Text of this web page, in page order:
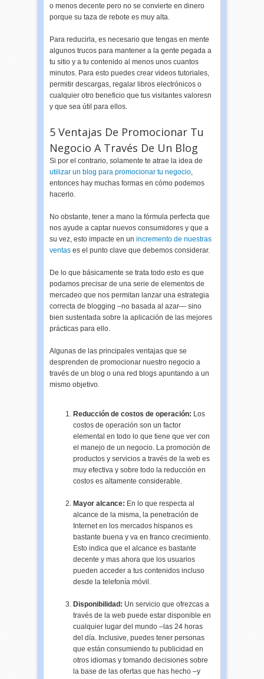
o menos decente pero no se convierte en dinero
porque su taza de rebote es muy alta.
Para reducirla, es necesario que tengas en mente
algunos trucos para mantener a la gente pegada a
tu sitio y a tu contenido al menos unos cuantos
minutos. Para esto puedes crear videos tutoriales,
permitir descargas, regalar libros electrónicos o
cualquier otro beneficio que tus visitantes valoresn
y que sea útil para ellos.
5 Ventajas De Promocionar Tu
Negocio A Través De Un Blog
Si por el contrario, solamente te atrae la idea de
utilizar un blog para promocionar tu negocio,
entonces hay muchas formas en cómo podemos
hacerlo.
No obstante, tener a mano la fórmula perfecta que
nos ayude a captar nuevos consumidores y que a
su vez, esto impacte en unincremento de nuestras
ventas es el punto clave que debemos considerar.
De lo que básicamente se trata todo esto es que
podamos precisar de una serie de elementos de
mercadeo que nos permitan lanzar una estrategia
correcta de blogging –no basada al azar— sino
bien sustentada sobre la aplicación de las mejores
prácticas para ello.
Algunas de las principales ventajas que se
desprenden de promocionar nuestro negocio a
través de un blog o una red blogs apuntando a un
mismo objetivo.
Reducción de costos de operación: Los
costos de operación son un factor
elemental en todo lo que tiene que ver con
el manejo de un negocio. La promoción de
productos y servicios a través de la web es
muy efectiva y sobre todo la reducción en
costos es altamente considerable.
Mayor alcance: En lo que respecta al
alcance de la misma, la penetración de
Internet en los mercados hispanos es
bastante buena y va en franco crecimiento.
Esto indica que el alcance es bastante
decente y mas ahora que los usuarios
pueden acceder a tus contenidos incluso
desde la telefonía móvil.
Disponibilidad: Un servicio que ofrezcas a
través de la web puede estar disponible en
cualquier lugar del mundo –las 24 horas
del día. Inclusive, puedes tener personas
que están consumiendo tu publicidad en
otros idiomas y tomando decisiones sobre
la base de las ofertas que has hecho –y